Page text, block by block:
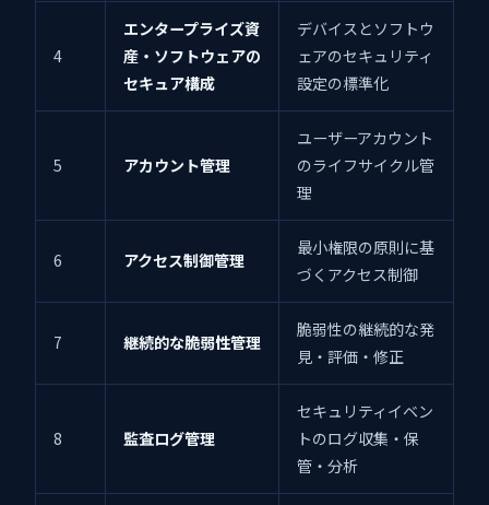
4
エンタープライズ資
産・ソフトウェアの
セキュア構成
デバイスとソフトウ
ェアのセキュリティ
設定の標準化
5 アカウント管理
ユーザーアカウント
のライフサイクル管
理
6 アクセス制御管理
最小権限の原則に基
づくアクセス制御
7 継続的な脆弱性管理
脆弱性の継続的な発
見・評価・修正
8 監査ログ管理
セキュリティイベン
トのログ収集・保
管・分析